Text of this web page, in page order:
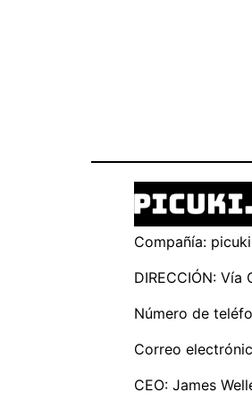
Compañía: picuki
DIRECCIÓN: Vía
Número de
Correo
CEO: James